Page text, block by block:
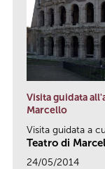
Visita guidata
Marcello
Visita guidata a
Teatro di
24/05/2014